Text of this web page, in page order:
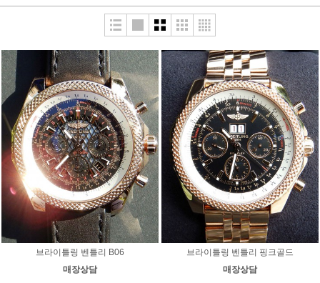
브라이틀링 벤틀리 B06
매장상담
브라이틀링 벤틀리 핑크골드
매장상담